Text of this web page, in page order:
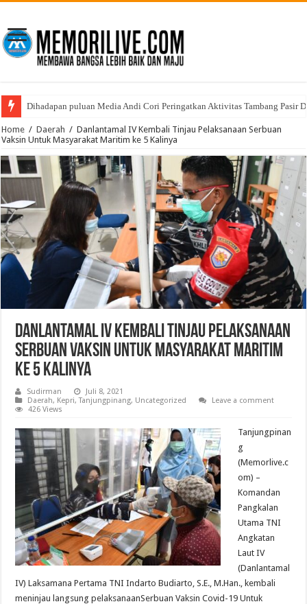
Dihadapan puluan Media Andi Cori Peringatkan Aktivitas Tambang Pasir
Home / Daerah / Danlantamal IV Kembali Tinjau Pelaksanaan Serbuan
Vaksin Untuk Masyarakat Maritim ke 5 Kalinya
Danlantamal IV Kembali Tinjau Pelaksanaan
Serbuan Vaksin Untuk Masyarakat Maritim
ke 5 Kalinya
Sudirman
Juli 8, 2021
Daerah, Kepri,Tanjungpinang, Uncategorized
Leave a comment
426 Views
Tanjungpinan
g
(Memorlive.c
om) –
Komandan
Pangkalan
Utama TNI
Angkatan
Laut IV
(Danlantamal
IV) Laksamana Pertama TNI Indarto Budiarto, S.E., M.Han., kembali
meninjau langsung pelaksanaanSerbuan Vaksin Covid-19 Untuk